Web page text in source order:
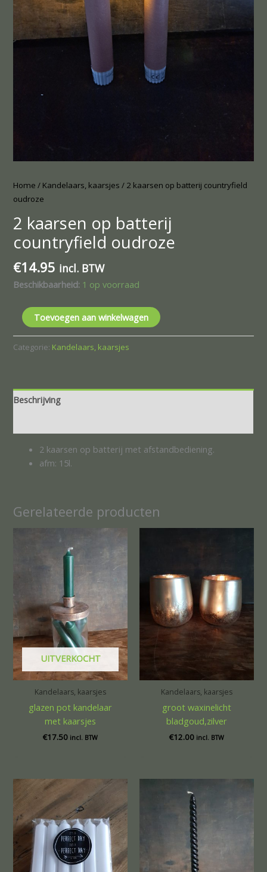
Home / Kandelaars, kaarsjes / 2 kaarsen op batterij countryfield
oudroze
2 kaarsen op batterij
countryfield oudroze
€14.95 incl. BTW
Beschikbaarheid: 1 op voorraad
Toevoegen aan winkelwagen
Categorie: Kandelaars, kaarsjes
Beschrijving
2 kaarsen op batterij met afstandbediening.
afm: 15l.
Gerelateerde producten
UITVERKOCHT
Kandelaars, kaarsjes
glazen pot kandelaar
met kaarsjes
€17.50 incl. BTW
Kandelaars, kaarsjes
groot waxinelicht
bladgoud,zilver
€12.00 incl. BTW